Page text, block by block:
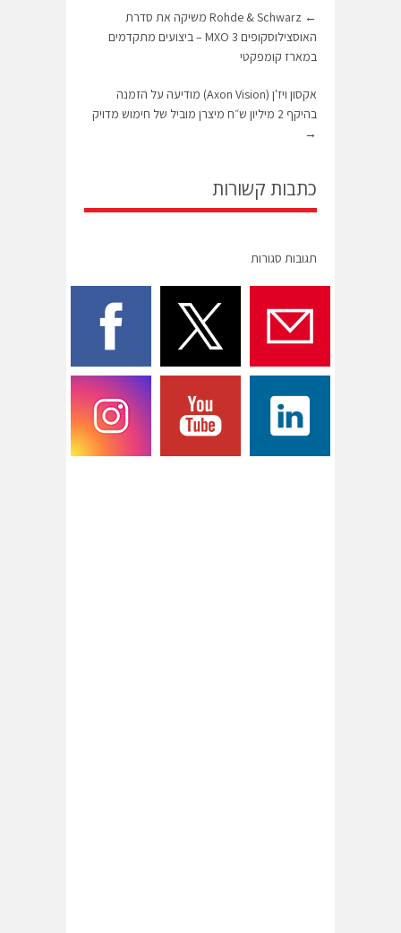
←
Rohde & Schwarz משיקה את סדרת
האוסצילוסקופים MXO 3 – ביצועים מתקדמים
במארז קומפקטי
אקסון ויז'ן (Axon Vision) מודיעה על הזמנה
בהיקף 2 מיליון ש״ח מיצרן מוביל של חימוש מדויק
→
כתבות קשורות
תגובות סגורות